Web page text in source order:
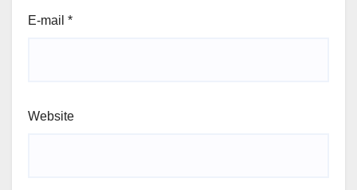
E-mail *
Website